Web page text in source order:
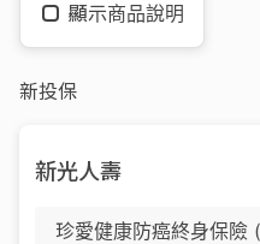
顯示商品說明
新投保
新光人壽
珍愛健康防癌終身保險